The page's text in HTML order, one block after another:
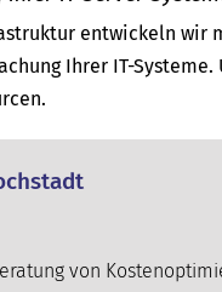
entwickeln wir
Ihrer IT-Systeme.
von